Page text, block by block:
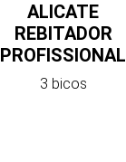
ALICATE
REBITADOR
PROFISSIONAL
3 bicos